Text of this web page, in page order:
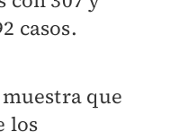
casos.
que
los